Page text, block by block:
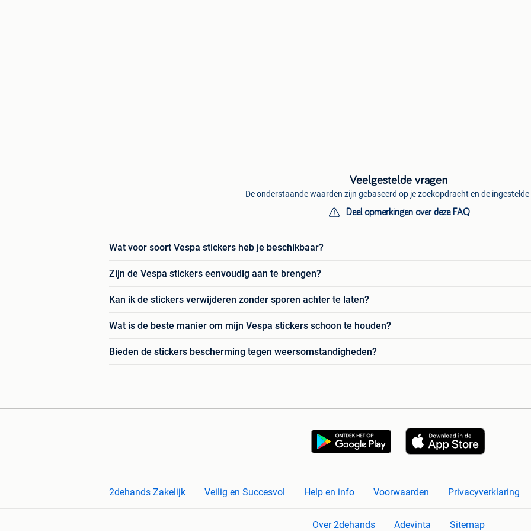
Veelgestelde vragen
De onderstaande waarden zijn gebaseerd op je zoekopdracht en de
Deel opmerkingen over deze FAQ
Wat voor soort Vespa stickers heb je beschikbaar?
Zijn de Vespa stickers eenvoudig aan te brengen?
Kan ik de stickers verwijderen zonder sporen achter te laten?
Wat is de beste manier om mijn Vespa stickers schoon te houden?
Bieden de stickers bescherming tegen weersomstandigheden?
2dehands Zakelijk Veilig en Succesvol Help en info Voorwaarden Privacyverklaring
Over 2dehands Adevinta Sitemap